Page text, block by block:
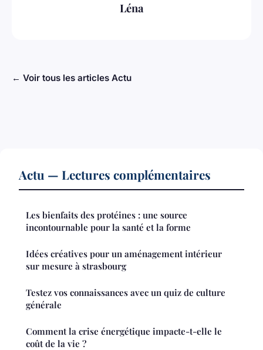
Léna
← Voir tous les articles Actu
Actu — Lectures complémentaires
Les bienfaits des protéines : une source
incontournable pour la santé et la forme
Idées créatives pour un aménagement intérieur
sur mesure à strasbourg
Testez vos connaissances avec un quiz de culture
générale
Comment la crise énergétique impacte-t-elle le
coût de la vie ?